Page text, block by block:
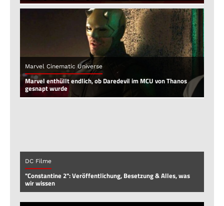
Marvel Cinematic Universe
Marvel enthüllt endlich, ob Daredevil im MCU von Thanos
gesnapt wurde
DC Filme
"Constantine 2": Veröffentlichung, Besetzung & Alles, was
wir wissen